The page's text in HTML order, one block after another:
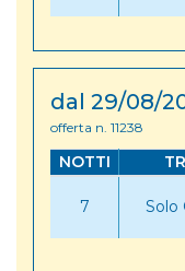
dal 29/08/
offerta n. 11238
NOTTI
7 Solo